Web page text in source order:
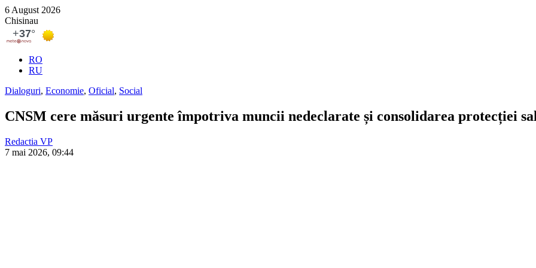
6 August 2026
Chisinau
RO
RU
Dialoguri, Economie, Oficial, Social
CNSM cere măsuri urgente împotriva muncii nedeclarate și consolidarea protecției
Redactia VP
7 mai 2026, 09:44